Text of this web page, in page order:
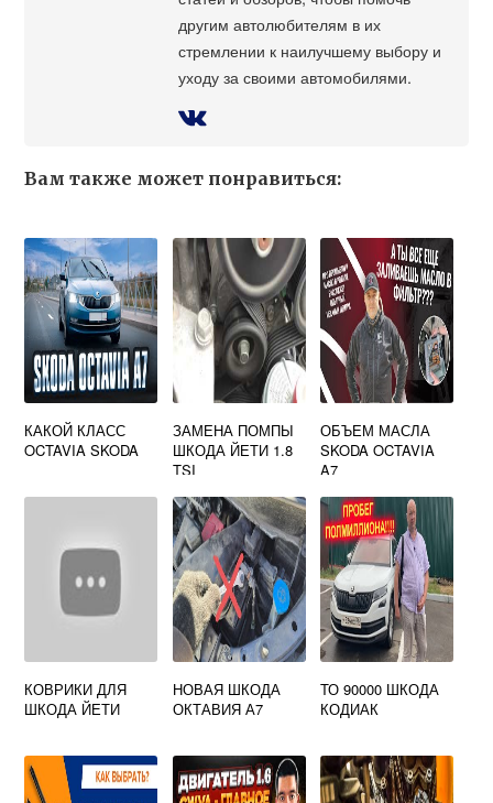
другим автолюбителям в их
стремлении к наилучшему выбору и
уходу за своими автомобилями.
Вам также может понравиться:
КАКОЙ КЛАСС
OCTAVIA SKODA
ЗАМЕНА ПОМПЫ
ШКОДА ЙЕТИ 1.8
TSI
ОБЪЕМ МАСЛА
SKODA OCTAVIA
A7
КОВРИКИ ДЛЯ
ШКОДА ЙЕТИ
НОВАЯ ШКОДА
ОКТАВИЯ А7
ТО 90000 ШКОДА
КОДИАК